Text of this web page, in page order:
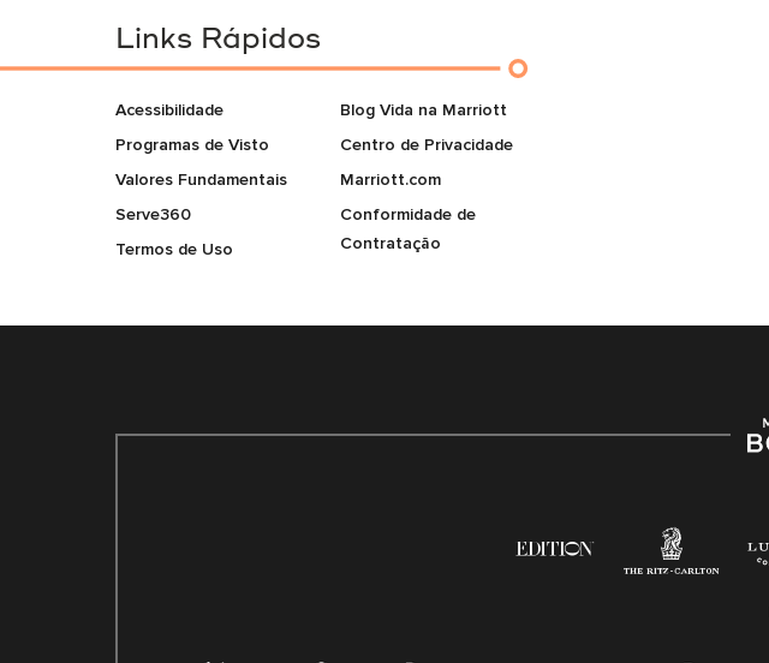
Links Rápidos
Acessibilidade
Programas de Visto
Valores Fundamentais
Serve360
Termos de Uso
Blog Vida na Marriott
Centro de Privacidade
Marriott.com
Conformidade de
Contratação